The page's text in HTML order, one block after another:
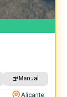
Manual
Alicante